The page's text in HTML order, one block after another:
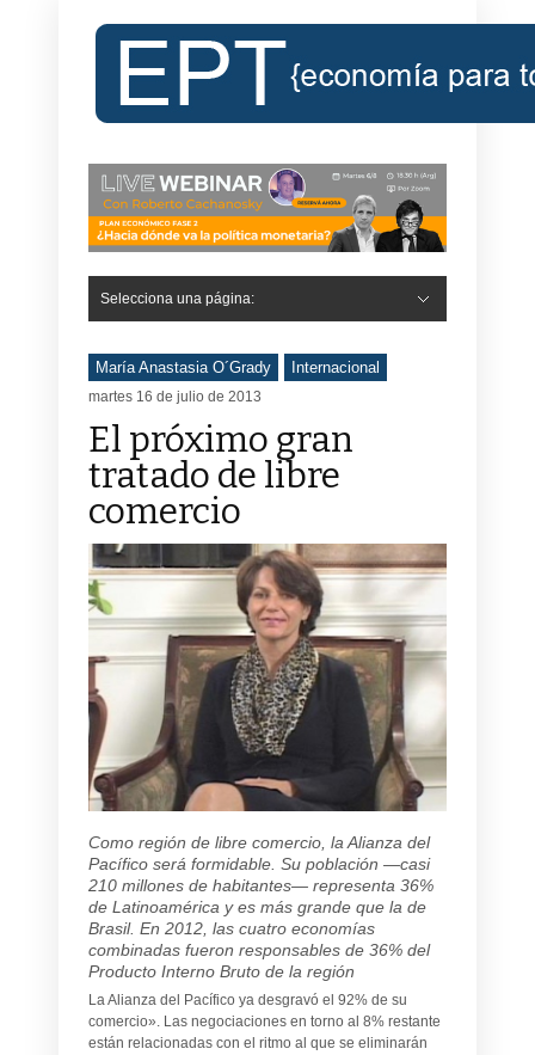
Selecciona una página:
María Anastasia O´Grady Internacional
martes 16 de julio de 2013
El próximo gran
tratado de libre
comercio
Como región de libre comercio, la Alianza del
Pacífico será formidable. Su población —casi
210 millones de habitantes— representa 36%
de Latinoamérica y es más grande que la de
Brasil. En 2012, las cuatro economías
combinadas fueron responsables de 36% del
Producto Interno Bruto de la región
La Alianza del Pacífico ya desgravó el 92% de su
comercio». Las negociaciones en torno al 8% restante
están relacionadas con el ritmo al que se eliminarán